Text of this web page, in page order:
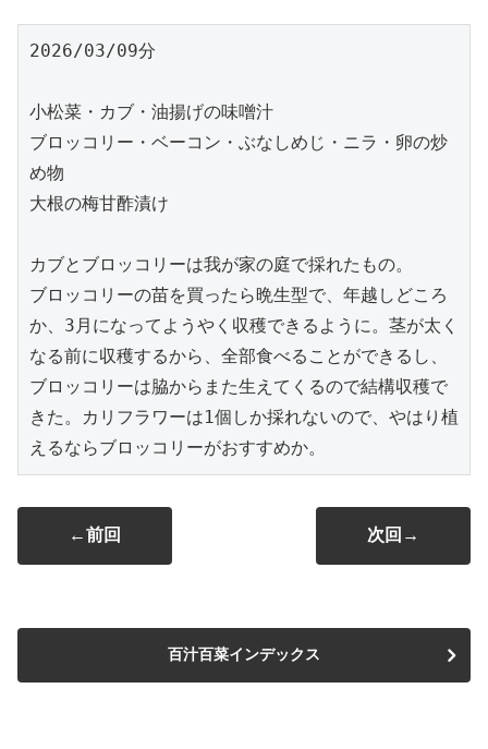
2026/03/09分
小松菜・カブ・油揚げの味噌汁
ブロッコリー・ベーコン・ぶなしめじ・ニラ・卵の炒
め物
大根の梅甘酢漬け
カブとブロッコリーは我が家の庭で採れたもの。
ブロッコリーの苗を買ったら晩生型で、年越しどころ
か、3月になってようやく収穫できるように。茎が太く
なる前に収穫するから、全部食べることができるし、
ブロッコリーは脇からまた生えてくるので結構収穫で
きた。カリフラワーは1個しか採れないので、やはり植
えるならブロッコリーがおすすめか。
←前回 次回→
百汁百菜インデックス